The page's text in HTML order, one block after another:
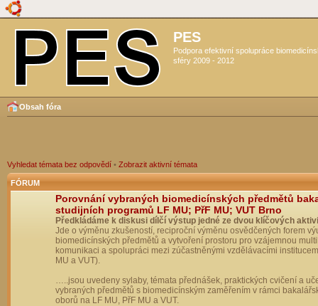
PES
Podpora efektivní spolupráce
sféry 2009 - 2012
Obsah fóra
Vyhledat témata bez odpovědí • Zobrazit aktivní témata
FÓRUM
Porovnání vybraných biomedicínských předmětů
studijních programů LF MU; PřF MU; VUT Brno
Předkládáme k diskusi dílčí výstup jedné ze dvou klíčových
Jde o výměnu zkušeností, reciproční výměnu osvědčených forem
biomedicínských předmětů a vytvoření prostoru pro vzájemnou
komunikaci a spolupráci mezi zúčastněnými vzdělávacími
MU a VUT).
…..jsou uvedeny sylaby, témata přednášek, praktických cvičení a
vybraných předmětů s biomedicínským zaměřením v rámci
oborů na LF MU, PřF MU a VUT.